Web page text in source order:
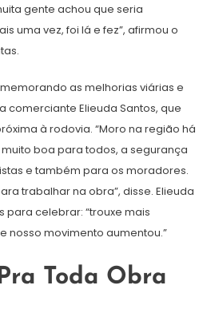
gente achou que seria
uma vez, foi lá e fez”, afirmou o
as melhorias viárias e
comerciante Elieuda Santos, que
à rodovia. “Moro na região há
boa para todos, a segurança
e também para os moradores.
trabalhar na obra”, disse. Elieuda
celebrar: “trouxe mais
nosso movimento aumentou.”
Toda Obra